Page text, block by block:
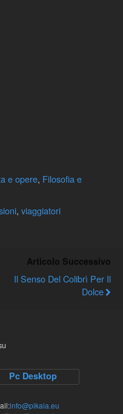
e opere, Filosofia e
, viaggiatori
Articolo Successivo
Il Senso Del Colibrì Per Il
Dolce
Pc Desktop
info@pikaia.eu